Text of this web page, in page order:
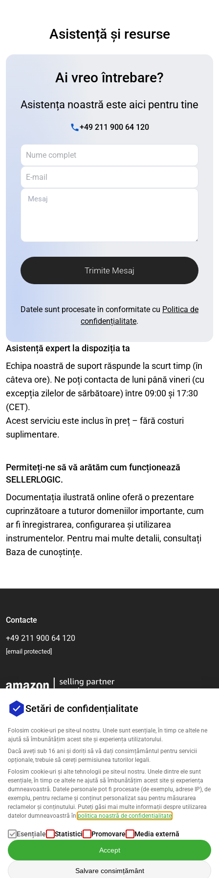
Asistență și resurse
Ai vreo întrebare?
Asistența noastră este aici pentru tine
+49 211 900 64 120
Trimite Mesaj
Datele sunt procesate în conformitate cu Politica de
confidențialitate.
Asistență expert la dispoziția ta
Echipa noastră de suport răspunde la scurt timp (în
câteva ore). Ne poți contacta de luni până vineri (cu
excepția zilelor de sărbătoare) între 09:00 și 17:30
(CET).
Acest serviciu este inclus în preț – fără costuri
suplimentare.
Permiteți-ne să vă arătăm cum funcționează
SELLERLOGIC.
Documentația ilustrată online oferă o prezentare
cuprinzătoare a tuturor domeniilor importante, cum
ar fi înregistrarea, configurarea și utilizarea
instrumentelor. Pentru mai multe detalii, consultați
Baza de cunoștințe.
Contacte
+49 211 900 64 120
[email protected]
Companie
Asistență
Soluții pentru Amazon
Română
Datele sunt procesate în conformitate cu
confidențialitate
Setări de confidențialitate
Folosim cookie-uri pe site-ul nostru. Unele sunt esențiale, în timp ce altele ne
ajută să îmbunătățim acest site și experiența utilizatorului.
Dacă aveți sub 16 ani și doriți să vă dați consimțământul pentru servicii
opționale, trebuie să cereți permisiunea tutorilor legali.
Folosim cookie-uri și alte tehnologii pe site-ul nostru. Unele dintre ele sunt
esențiale, în timp ce altele ne ajută să îmbunătățim acest site și experiența
dumneavoastră. Datele personale pot fi procesate (de exemplu, adrese IP), de
exemplu, pentru reclame și conținut personalizat sau pentru măsurarea
reclamelor și conținutului. Puteți găsi mai multe informații despre utilizarea
datelor dumneavoastră în politica noastră de confidențialitate
Esențiale Statistici Promovare Media externă
Accept
Salvare consimțământ